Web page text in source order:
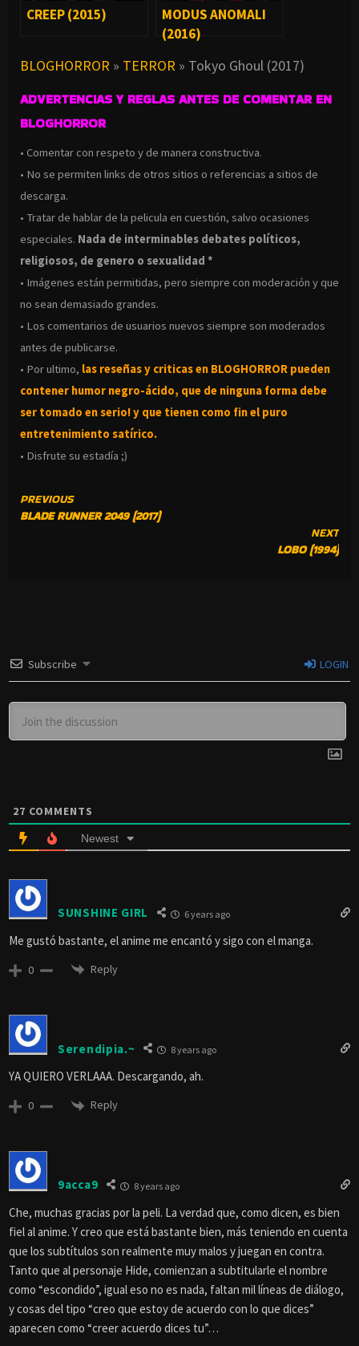
CREEP (2015)
MODUS ANOMALI
(2016)
BLOGHORROR » TERROR » Tokyo Ghoul (2017)
ADVERTENCIAS Y REGLAS ANTES DE COMENTAR EN
BLOGHORROR
• Comentar con respeto y de manera constructiva.
• No se permiten links de otros sitios o referencias a sitios de
descarga.
• Tratar de hablar de la pelicula en cuestión, salvo ocasiones
especiales. Nada de interminables debates políticos,
religiosos, de genero o sexualidad *
• Imágenes están permitidas, pero siempre con moderación y que
no sean demasiado grandes.
• Los comentarios de usuarios nuevos siempre son moderados
antes de publicarse.
• Por ultimo, las reseñas y criticas en BLOGHORROR pueden
contener humor negro-ácido, que de ninguna forma debe
ser tomado en serio! y que tienen como fin el puro
entretenimiento satírico.
• Disfrute su estadía ;)
CONTINUE
READING
PREVIOUS
BLADE RUNNER 2049 (2017)
NEXT
LOBO (1994)
Subscribe LOGIN
27 COMMENTS
Newest
SUNSHINE GIRL 6 years ago
Me gustó bastante, el anime me encantó y sigo con el manga.
0 Reply
Serendipia.~ 8 years ago
YA QUIERO VERLAAA. Descargando, ah.
0 Reply
9acca9 8 years ago
Che, muchas gracias por la peli. La verdad que, como dicen, es bien
fiel al anime. Y creo que está bastante bien, más teniendo en cuenta
que los subtítulos son realmente muy malos y juegan en contra.
Tanto que al personaje Hide, comienzan a subtitularle el nombre
como “escondido”, igual eso no es nada, faltan mil líneas de diálogo,
y cosas del tipo “creo que estoy de acuerdo con lo que dices”
aparecen como “creer acuerdo dices tu”…